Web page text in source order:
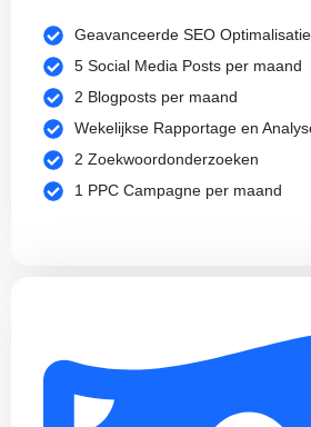
Geavanceerde SEO Optimalisatie
5 Social Media Posts per maand
2 Blogposts per maand
Wekelijkse Rapportage en
2 Zoekwoordonderzoeken
1 PPC Campagne per maand